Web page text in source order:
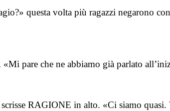
questa volta più ragazzi negarono
pare che ne abbiamo già parlato
RAGIONE in alto. «Ci siamo quasi.